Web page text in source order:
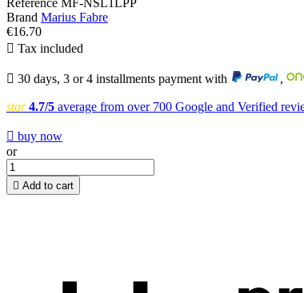
Reference MF-NSL1LPP
Brand Marius Fabre
€16.70
 Tax included
 30 days, 3 or 4 installments payment with ,
star 4.7/5 average from over 700 Google and Verified
 buy now
or
 Add to cart